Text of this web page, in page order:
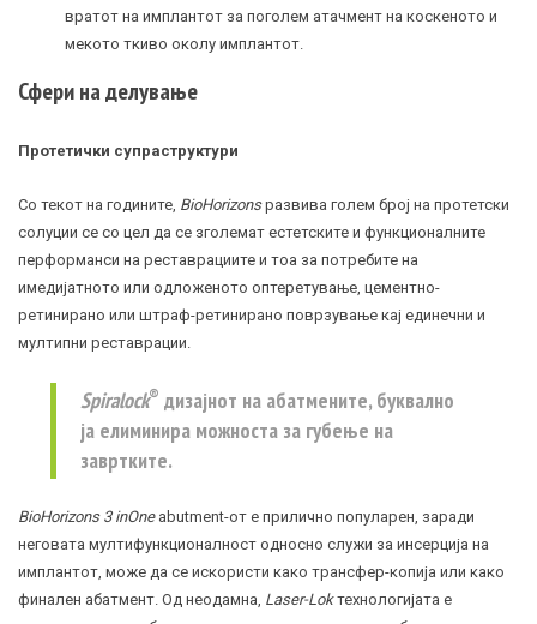
вратот на имплантот за поголем атачмент на коскеното и
мекото ткиво околу имплантот.
Сфери на делување
Протетички супраструктури
Со текот на годините, BioHorizonsразвива голем број на протетски
солуции се со цел да се зголемат естетските и функционалните
перформанси на реставрациите и тоа за потребите на
имедијатното или одложеното оптеретување, цементно-
ретинирано или штраф-ретинирано поврзување кај единечни и
мултипни реставрации.
Spiralock® дизајнот на абатмените, буквално
ја елиминира можноста за губење на
завртките.
BioHorizons 3 inOneabutment-от е прилично популарен, заради
неговата мултифункционалност односно служи за инсерција на
имплантот, може да се искористи како трансфер-копија или како
финален абатмент. Од неодамна, Laser-Lokтехнологијата е